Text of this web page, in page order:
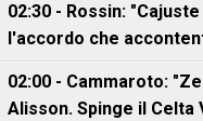
02:30 - Rossin:
l'accordo che
02:00 - Cammaroto:
Alisson. Spinge il Celta